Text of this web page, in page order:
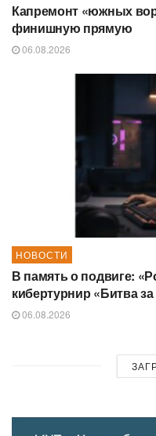
Капремонт «южных
финишную прямую
06.08.2026
НОВОСТИ
В память о подвиге:
кибертурнир «Битва
06.08.2026